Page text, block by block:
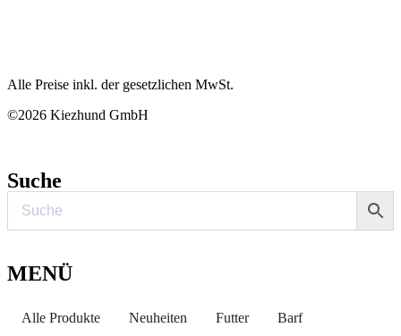
Alle Preise inkl. der gesetzlichen MwSt.
©2026 Kiezhund GmbH
Suche
MENÜ
Alle Produkte Neuheiten Futter Barf